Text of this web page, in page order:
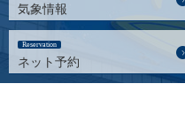
気象情報
Reservation
ネット予約